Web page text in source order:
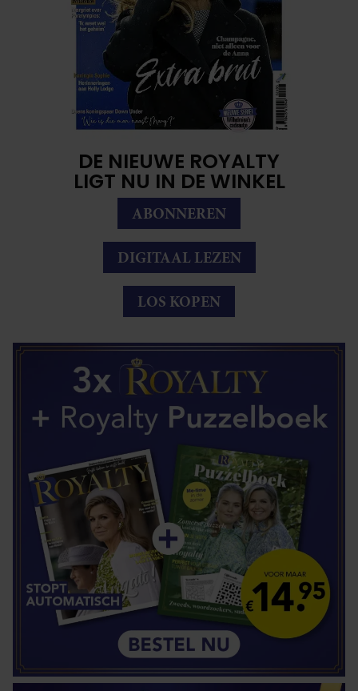
DE NIEUWE ROYALTY
LIGT NU IN DE WINKEL
ABONNEREN
DIGITAAL LEZEN
LOS KOPEN